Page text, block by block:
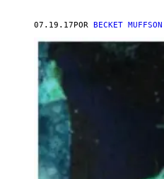
07.19.17 POR BECKET MUFFSON